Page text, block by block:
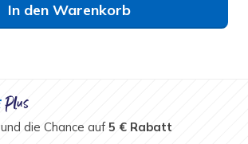
In den Warenkorb
und die Chance auf5 € Rabatt